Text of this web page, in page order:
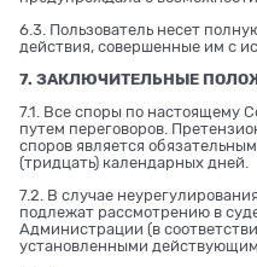
6.3. Пользователь несет
действия, совершенные им с
7. ЗАКЛЮЧИТЕЛЬНЫЕ
7.1. Все споры по настоящему
путем переговоров.
споров является
(тридцать) календарных дней.
7.2. В случае
подлежат рассмотрению в
Администрации (в
установленными